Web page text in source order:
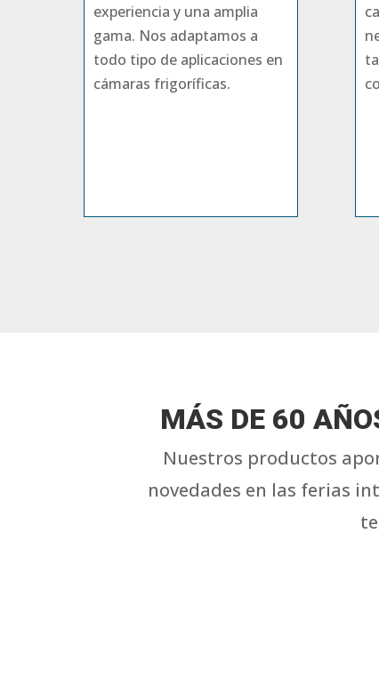
experiencia y una amplia
gama. Nos adaptamos a
todo tipo de aplicaciones en
cámaras frigoríficas.
MÁS DE 60
Nuestros productos
novedades en las ferias